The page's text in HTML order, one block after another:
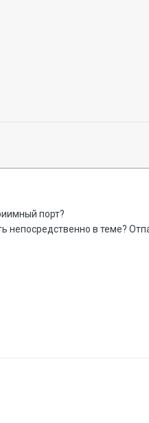
порт?
непосредственно в теме?